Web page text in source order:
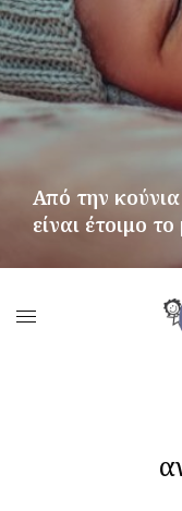
Από την
είναι έτοιμο